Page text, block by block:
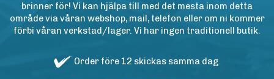
brinner för! Vi kan hjälpa till med det mesta inom detta
område via våran webshop, mail, telefon eller om ni kommer
förbi våran verkstad/lager. Vi har ingen traditionell butik.
Order före 12 skickas samma dag